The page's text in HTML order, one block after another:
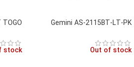
Gemini AS-2115BT-LT-PK
Out of stock
stock